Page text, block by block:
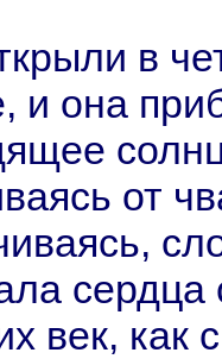
и онa
от
сердца
век, как